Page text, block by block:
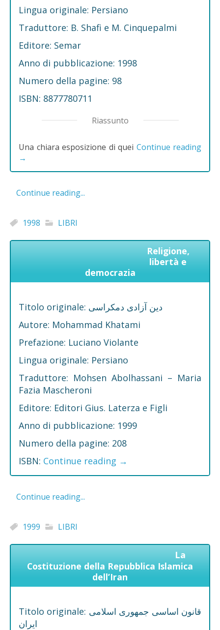
Lingua originale: Persiano
Traduttore: B. Shafi e M. Cinquepalmi
Editore: Semar
Anno di pubblicazione: 1998
Numero della pagine: 98
ISBN: 8877780711
Riassunto
Una chiara esposizione di quei Continue reading
→
Continue reading...
1998 LIBRI
Religione,
libertà e
democrazia
Titolo originale: دین آزادی دمکراسی
Autore: Mohammad Khatami
Prefazione: Luciano Violante
Lingua originale: Persiano
Traduttore: Mohsen Abolhassani – Maria
Fazia Mascheroni
Editore: Editori Gius. Laterza e Figli
Anno di pubblicazione: 1999
Numero della pagine: 208
ISBN: Continue reading →
Continue reading...
1999 LIBRI
La
Costituzione della Repubblica Islamica
dell’Iran
Titolo originale: قانون اساسی جمهوری اسلامی
ایران